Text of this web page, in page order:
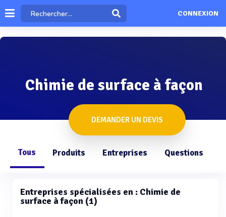
CONNEXION
Chimie de surface à façon
DEMANDER UN DEVIS
Tous Produits Entreprises Questions
Entreprises spécialisées en : Chimie de
surface à façon (1)